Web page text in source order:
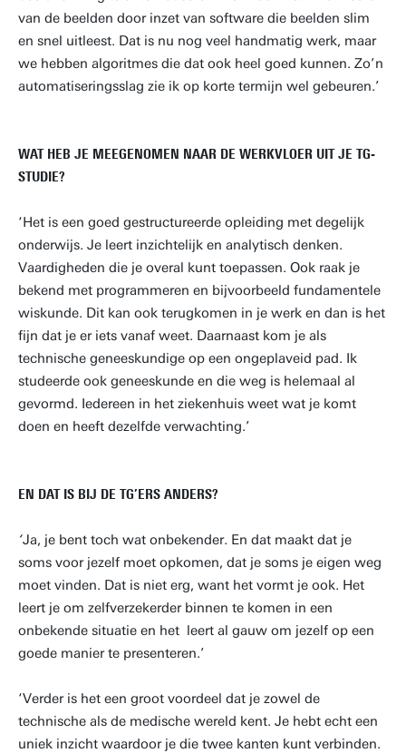
van de beelden door inzet van software die beelden slim
en snel uitleest. Dat is nu nog veel handmatig werk, maar
we hebben algoritmes die dat ook heel goed kunnen. Zo’n
automatiseringsslag zie ik op korte termijn wel gebeuren.’
WAT HEB JE MEEGENOMEN NAAR DE WERKVLOER UIT JE TG-
STUDIE?
‘Het is een goed gestructureerde opleiding met degelijk
onderwijs. Je leert inzichtelijk en analytisch denken.
Vaardigheden die je overal kunt toepassen. Ook raak je
bekend met programmeren en bijvoorbeeld fundamentele
wiskunde. Dit kan ook terugkomen in je werk en dan is het
fijn dat je er iets vanaf weet. Daarnaast kom je als
technische geneeskundige op een ongeplaveid pad. Ik
studeerde ook geneeskunde en die weg is helemaal al
gevormd. Iedereen in het ziekenhuis weet wat je komt
doen en heeft dezelfde verwachting.’
EN DAT IS BIJ DE TG’ERS ANDERS?
‘Ja, je bent toch wat onbekender. En dat maakt dat je
soms voor jezelf moet opkomen, dat je soms je eigen weg
moet vinden. Dat is niet erg, want het vormt je ook. Het
leert je om zelfverzekerder binnen te komen in een
onbekende situatie en het leert al gauw om jezelf op een
goede manier te presenteren.’
‘Verder is het een groot voordeel dat je zowel de
technische als de medische wereld kent. Je hebt echt een
uniek inzicht waardoor je die twee kanten kunt verbinden.